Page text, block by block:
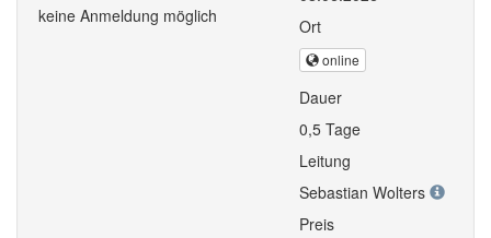
keine Anmeldung möglich
Ort
online
Dauer
0,5 Tage
Leitung
Sebastian Wolters
Preis